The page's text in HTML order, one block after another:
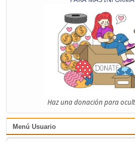
Haz una donación para
Menú Usuario